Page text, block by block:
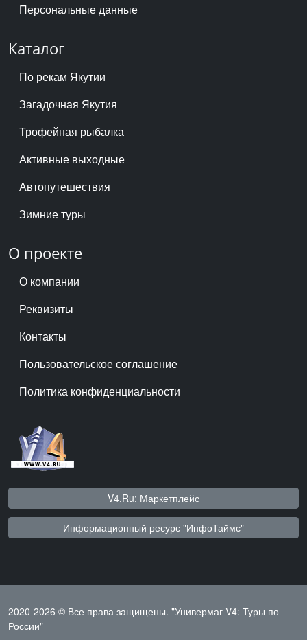
Персональные данные
Каталог
По рекам Якутии
Загадочная Якутия
Трофейная рыбалка
Активные выходные
Автопутешествия
Зимние туры
О проекте
О компании
Реквизиты
Контакты
Пользовательское соглашение
Политика конфиденциальности
V4.Ru: Маркетплейс
Информационный ресурс "ИнфоТаймс"
2020-2026 © Все права защищены. "Универмаг V4: Туры по
России"